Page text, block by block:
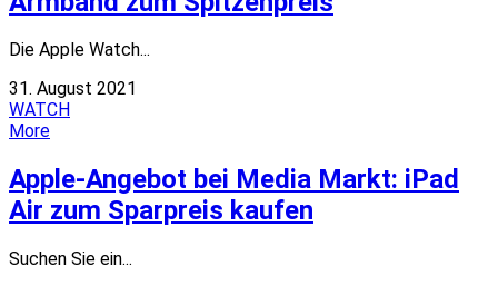
Die Apple Watch...
31. August 2021
WATCH
More
Apple-Angebot bei Media Markt: iPad
Air zum Sparpreis kaufen
Suchen Sie ein...